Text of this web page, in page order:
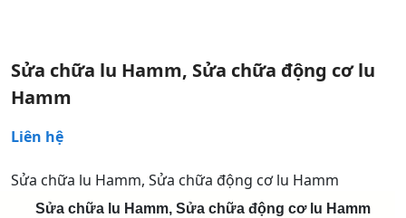
Sửa chữa lu Hamm, Sửa chữa động cơ lu
Hamm
Liên hệ
Sửa chữa lu Hamm, Sửa chữa động cơ lu Hamm
Sửa chữa lu Hamm, Sửa chữa động cơ lu Hamm